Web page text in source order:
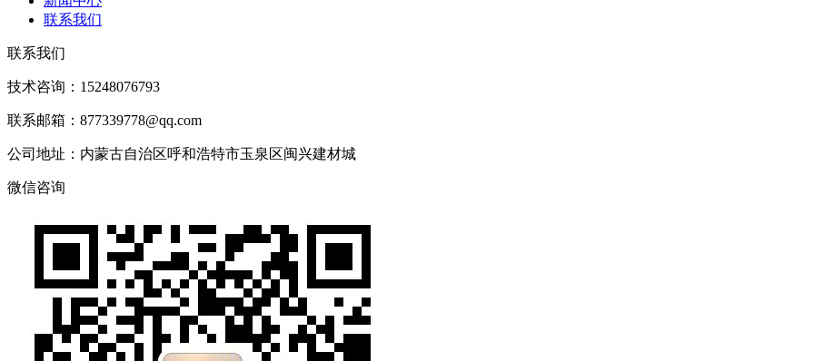
联系我们
联系我们
技术咨询：15248076793
联系邮箱：877339778@qq.com
公司地址：内蒙古自治区呼和浩特市玉泉区闽兴建材城
微信咨询